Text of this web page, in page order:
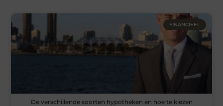
FINANCIEEL
De verschillende soorten hypotheken en hoe te kiezen